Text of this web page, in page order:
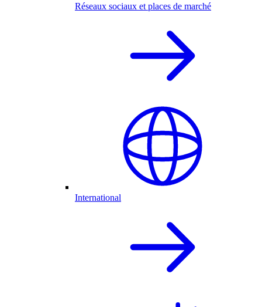
Réseaux sociaux et places de marché
International